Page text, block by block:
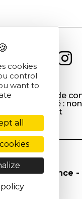
Politique de
Accessibilité :
Contact
de France -
cookies
control
want to
all